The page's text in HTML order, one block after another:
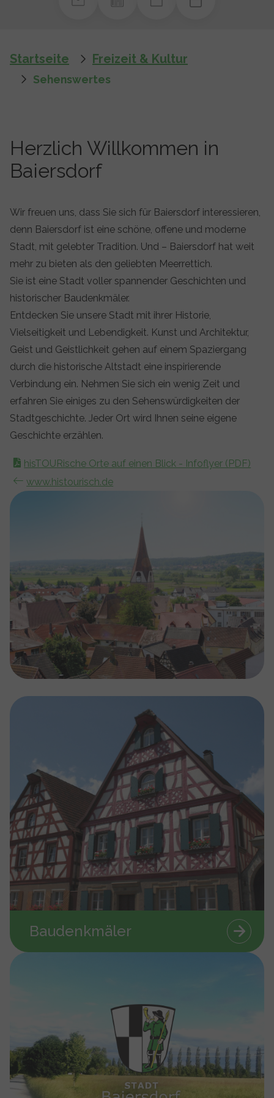
Startseite Freizeit & Kultur
Sehenswertes
Herzlich Willkommen in
Baiersdorf
Show larger version
Wir freuen uns, dass Sie sich für Baiersdorf interessieren,
denn Baiersdorf ist eine schöne, offene und moderne
Stadt, mit gelebter Tradition. Und – Baiersdorf hat weit
mehr zu bieten als den geliebten Meerrettich.
Sie ist eine Stadt voller spannender Geschichten und
historischer Baudenkmäler.
Entdecken Sie unsere Stadt mit ihrer Historie,
Vielseitigkeit und Lebendigkeit. Kunst und Architektur,
Geist und Geistlichkeit gehen auf einem Spaziergang
durch die historische Altstadt eine inspirierende
Verbindung ein. Nehmen Sie sich ein wenig Zeit und
erfahren Sie einiges zu den Sehenswürdigkeiten der
Stadtgeschichte. Jeder Ort wird Ihnen seine eigene
Geschichte erzählen.
hisTOURische Orte auf einen Blick - Infoflyer (PDF)
www.histourisch.de
Baudenkmäler